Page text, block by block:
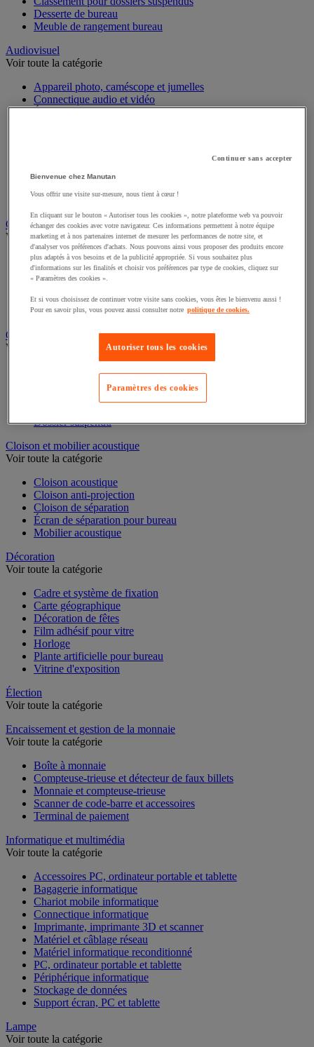
Desserte de bureau
Meuble de rangement bureau
Audiovisuel
Voir toute la catégorie
Appareil photo, caméscope et jumelles
Connectique audio et vidéo
Éclairage scénique et architectural
Sonorisation et enregistrement professionnels
Studio Web radio et vidéo
Télévision, lecteur DVD et Blu-ray
Chauffage, climatisation et traitement de l'air
Voir toute la catégorie
Chauffage
Climatiseur
Traitement de l'air
Ventilateur
Classement et archivage
Voir toute la catégorie
Accessoires de classement pour le bureau
Boîte et caisse d'archives
Dossier suspendu
Cloison et mobilier acoustique
Voir toute la catégorie
Cloison acoustique
Cloison anti-projection
Cloison de séparation
Écran de séparation pour bureau
Mobilier acoustique
Décoration
Voir toute la catégorie
Cadre et système de fixation
Carte géographique
Décoration de fêtes
Film adhésif pour vitre
Horloge
Plante artificielle pour bureau
Vitrine d'exposition
Élection
Voir toute la catégorie
Encaissement et gestion de la monnaie
Voir toute la catégorie
Boîte à monnaie
Compteuse-trieuse et détecteur de faux billets
Monnaie et compteuse-trieuse
Scanner de code-barre et accessoires
Terminal de paiement
Informatique et multimédia
Voir toute la catégorie
Accessoires PC, ordinateur portable et tablette
Bagagerie informatique
Chariot mobile informatique
Connectique informatique
Imprimante, imprimante 3D et scanner
Matériel et câblage réseau
Matériel informatique reconditionné
PC, ordinateur portable et tablette
Périphérique informatique
Stockage de données
Support écran, PC et tablette
Lampe
Voir toute la catégorie
Continuer sans accepter
Bienvenue chez Manutan
Vous offrir une visite sur-mesure, nous tient à cœur !
En cliquant sur le bouton « Autoriser tous les cookies », notre plateforme web va pouvoir
échanger des cookies avec votre navigateur. Ces informations permettent à notre équipe
marketing et à nos partenaires internet de mesurer les performances de notre site, et
d'analyser vos préférences d'achats. Nous pouvons ainsi vous proposer des produits encore
plus adaptés à vos besoins et de la publicité appropriée. Si vous souhaitez plus
d'informations sur les finalités et choisir vos préférences par type de cookies, cliquez sur
« Paramètres des cookies ».
Et si vous choisissez de continuer votre visite sans cookies, vous êtes le bienvenu aussi !
Pour en savoir plus, vous pouvez aussi consulter notre politique de cookies.
Autoriser tous les cookies
Paramètres des cookies